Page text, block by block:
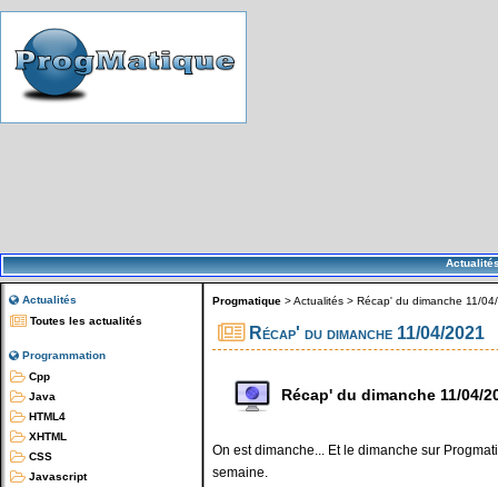
Actualités
Toutes les actualités
Programmation
Cpp
Java
HTML4
XHTML
CSS
Javascript
Progmatique >Actualités > Récap' du dimanche 11/
Récap' du dimanche 11/04/2021
Récap' du dimanche 11/04/
On est dimanche... Et le dimanche sur
semaine.